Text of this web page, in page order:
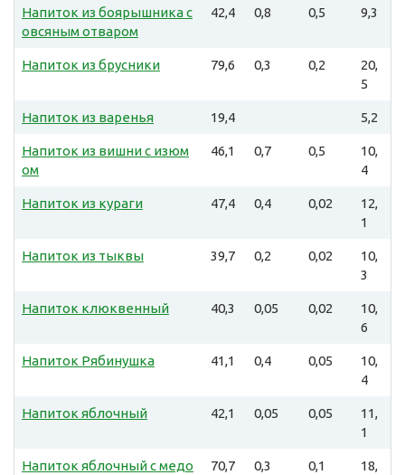
Напиток из боярышника с
овсяным отваром
42,4 0,8 0,5 9,3
Напиток из брусники 79,6 0,3 0,2
20,
5
Напиток из варенья 19,4 5,2
Напиток из вишни с изюм
ом
46,1 0,7 0,5
10,
4
Напиток из кураги 47,4 0,4 0,02
12,
1
Напиток из тыквы 39,7 0,2 0,02
10,
3
Напиток клюквенный 40,3 0,05 0,02
10,
6
Напиток Рябинушка 41,1 0,4 0,05
10,
4
Напиток яблочный 42,1 0,05 0,05
11,
1
Напиток яблочный с медо
70,7 0,3 0,1
18,